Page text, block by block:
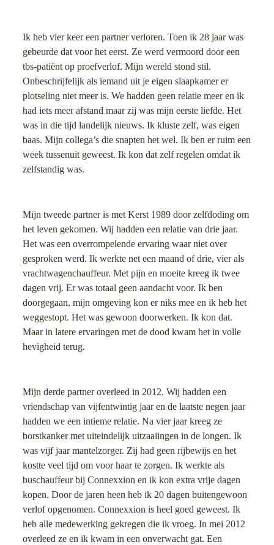
Ik heb vier keer een partner verloren. Toen ik 28 jaar was
gebeurde dat voor het eerst. Ze werd vermoord door een
tbs-patiënt op proefverlof. Mijn wereld stond stil.
Onbeschrijfelijk als iemand uit je eigen slaapkamer er
plotseling niet meer is. We hadden geen relatie meer en ik
had iets meer afstand maar zij was mijn eerste liefde. Het
was in die tijd landelijk nieuws. Ik kluste zelf, was eigen
baas. Mijn collega’s die snapten het wel. Ik ben er ruim een
week tussenuit geweest. Ik kon dat zelf regelen omdat ik
zelfstandig was.
Mijn tweede partner is met Kerst 1989 door zelfdoding om
het leven gekomen. Wij hadden een relatie van drie jaar.
Het was een overrompelende ervaring waar niet over
gesproken werd. Ik werkte net een maand of drie, vier als
vrachtwagenchauffeur. Met pijn en moeite kreeg ik twee
dagen vrij. Er was totaal geen aandacht voor. Ik ben
doorgegaan, mijn omgeving kon er niks mee en ik heb het
weggestopt. Het was gewoon doorwerken. Ik kon dat.
Maar in latere ervaringen met de dood kwam het in volle
hevigheid terug.
Mijn derde partner overleed in 2012. Wij hadden een
vriendschap van vijfentwintig jaar en de laatste negen jaar
hadden we een intieme relatie. Na vier jaar kreeg ze
borstkanker met uiteindelijk uitzaaiingen in de longen. Ik
was vijf jaar mantelzorger. Zij had geen rijbewijs en het
kostte veel tijd om voor haar te zorgen. Ik werkte als
buschauffeur bij Connexxion en ik kon extra vrije dagen
kopen. Door de jaren heen heb ik 20 dagen buitengewoon
verlof opgenomen. Connexxion is heel goed geweest. Ik
heb alle medewerking gekregen die ik vroeg. In mei 2012
overleed ze en ik kwam in een onverwacht gat. Een